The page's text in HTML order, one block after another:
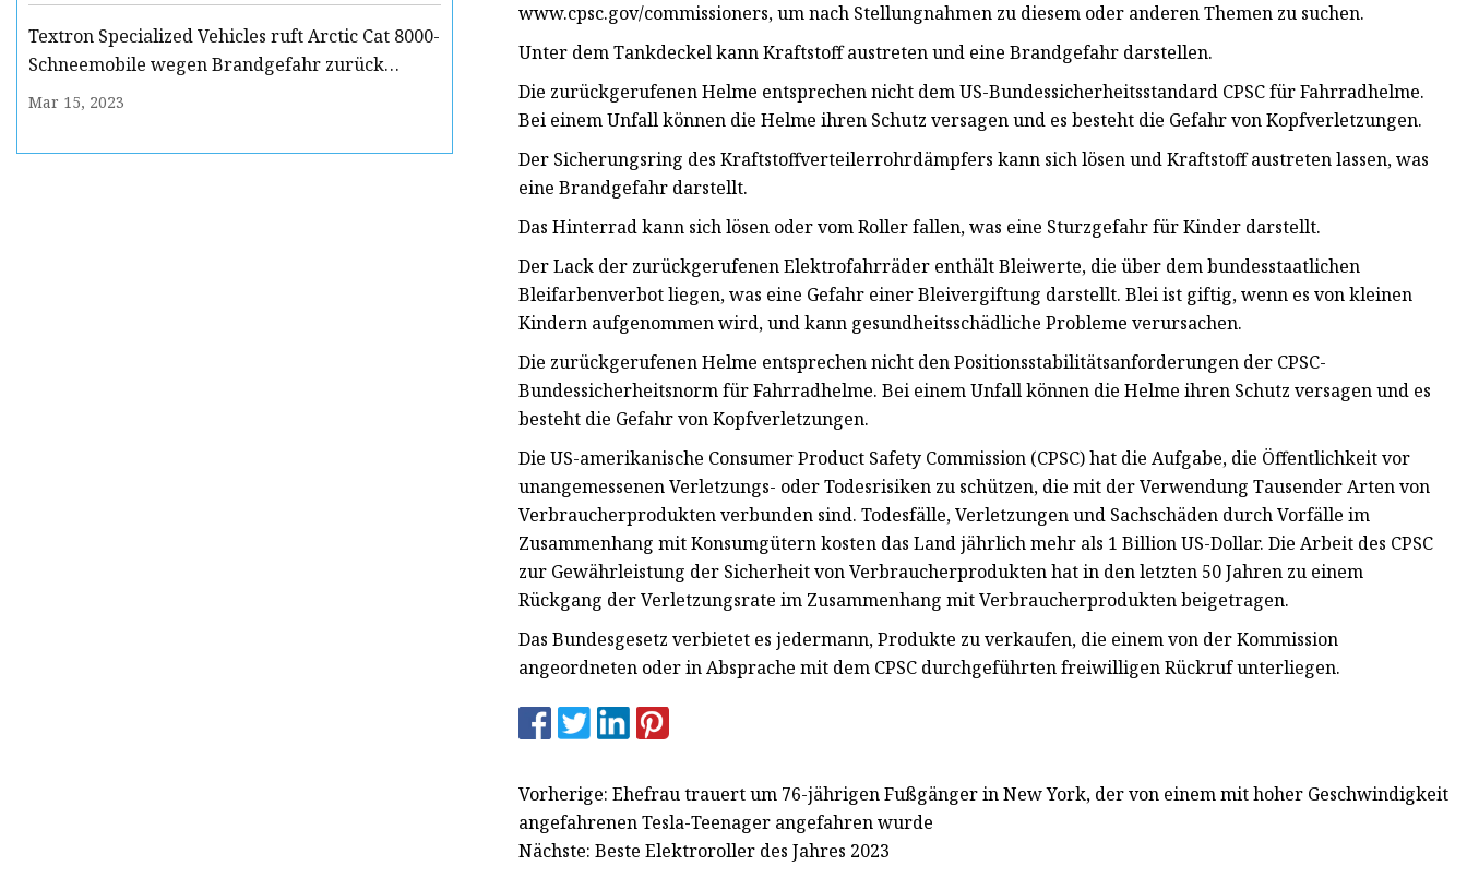
Textron Specialized Vehicles ruft Arctic Cat 8000-
Schneemobile wegen Brandgefahr zurück
(Rückrufalarm)
Mar 15, 2023
www.cpsc.gov/commissioners, um nach Stellungnahmen zu diesem oder anderen Themen zu suchen.
Unter dem Tankdeckel kann Kraftstoff austreten und eine Brandgefahr darstellen.
Die zurückgerufenen Helme entsprechen nicht dem US-Bundessicherheitsstandard CPSC für Fahrradhelme.
Bei einem Unfall können die Helme ihren Schutz versagen und es besteht die Gefahr von Kopfverletzungen.
Der Sicherungsring des Kraftstoffverteilerrohrdämpfers kann sich lösen und Kraftstoff austreten lassen, was
eine Brandgefahr darstellt.
Das Hinterrad kann sich lösen oder vom Roller fallen, was eine Sturzgefahr für Kinder darstellt.
Der Lack der zurückgerufenen Elektrofahrräder enthält Bleiwerte, die über dem bundesstaatlichen
Bleifarbenverbot liegen, was eine Gefahr einer Bleivergiftung darstellt. Blei ist giftig, wenn es von kleinen
Kindern aufgenommen wird, und kann gesundheitsschädliche Probleme verursachen.
Die zurückgerufenen Helme entsprechen nicht den Positionsstabilitätsanforderungen der CPSC-
Bundessicherheitsnorm für Fahrradhelme. Bei einem Unfall können die Helme ihren Schutz versagen und es
besteht die Gefahr von Kopfverletzungen.
Die US-amerikanische Consumer Product Safety Commission (CPSC) hat die Aufgabe, die Öffentlichkeit vor
unangemessenen Verletzungs- oder Todesrisiken zu schützen, die mit der Verwendung Tausender Arten von
Verbraucherprodukten verbunden sind. Todesfälle, Verletzungen und Sachschäden durch Vorfälle im
Zusammenhang mit Konsumgütern kosten das Land jährlich mehr als 1 Billion US-Dollar. Die Arbeit des CPSC
zur Gewährleistung der Sicherheit von Verbraucherprodukten hat in den letzten 50 Jahren zu einem
Rückgang der Verletzungsrate im Zusammenhang mit Verbraucherprodukten beigetragen.
Das Bundesgesetz verbietet es jedermann, Produkte zu verkaufen, die einem von der Kommission
angeordneten oder in Absprache mit dem CPSC durchgeführten freiwilligen Rückruf unterliegen.
Vorherige: Ehefrau trauert um 76-jährigen Fußgänger in New York, der von einem mit hoher Geschwindigkeit
angefahrenen Tesla-Teenager angefahren wurde
Nächste: Beste Elektroroller des Jahres 2023